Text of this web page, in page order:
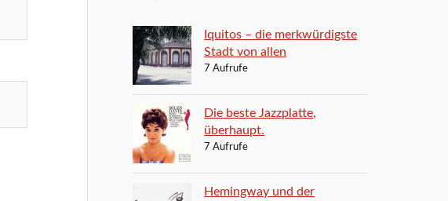
Iquitos – die merkwürdigste
Stadt von allen
7 Aufrufe
Die beste Jazzplatte,
überhaupt.
7 Aufrufe
Hemingway und der